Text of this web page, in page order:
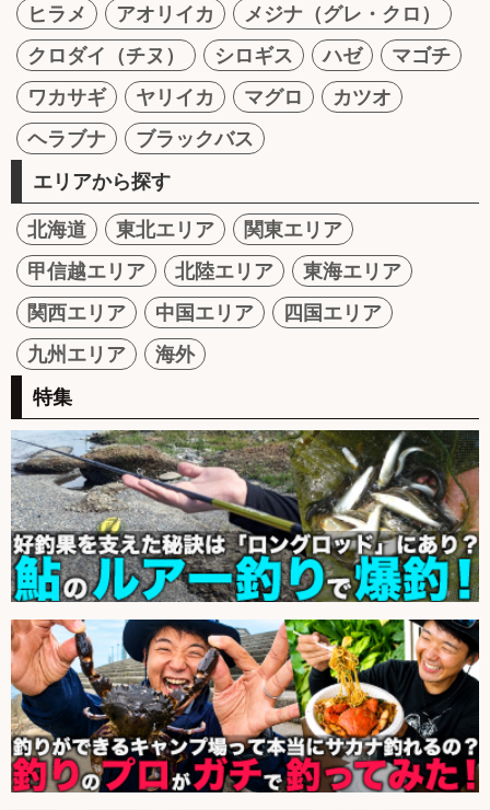
ヒラメ
アオリイカ
メジナ（グレ・クロ）
クロダイ（チヌ）
シロギス ハゼ
マゴチ
ワカサギ
ヤリイカ マグロ
カツオ
ヘラブナ
ブラックバス
エリアから探す
北海道 東北エリア
関東エリア
甲信越エリア
北陸エリア
東海エリア
関西エリア
中国エリア
四国エリア
九州エリア
海外
特集